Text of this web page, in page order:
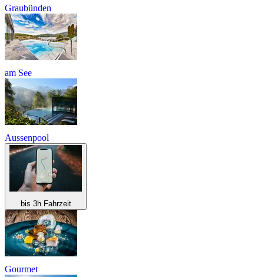
Graubünden
am See
Aussenpool
bis 3h Fahrzeit
Gourmet